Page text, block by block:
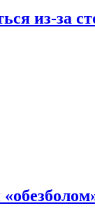
из-за